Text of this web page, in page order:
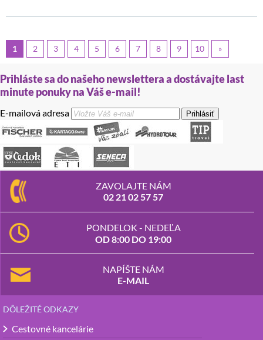
1 2 3 4 5 6 7 8 9 10 »
Prihláste sa do našeho newslettera a dostávajte last
minute ponuky na Váš e-mail!
E-mailová adresa Prihlásiť
ZAVOLAJTE NÁM
02 21 02 57 57
PONDELOK - NEDEĽA
OD 8:00 DO 19:00
NAPÍŠTE NÁM
E-MAIL
DÔLEŽITÉ ODKAZY
Cestovné kancelárie